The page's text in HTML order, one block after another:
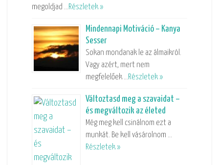
megoldjad …Részletek »
Mindennapi Motiváció – Kanya
Sesser
Sokan mondanak le az álmaikról.
Vagy azért, mert nem
megfelelőek …Részletek »
Változtasd meg a szavaidat –
és megváltozik az életed
Még meg kell csinálnom ezt a
munkát. Be kell vásárolnom …
Részletek »